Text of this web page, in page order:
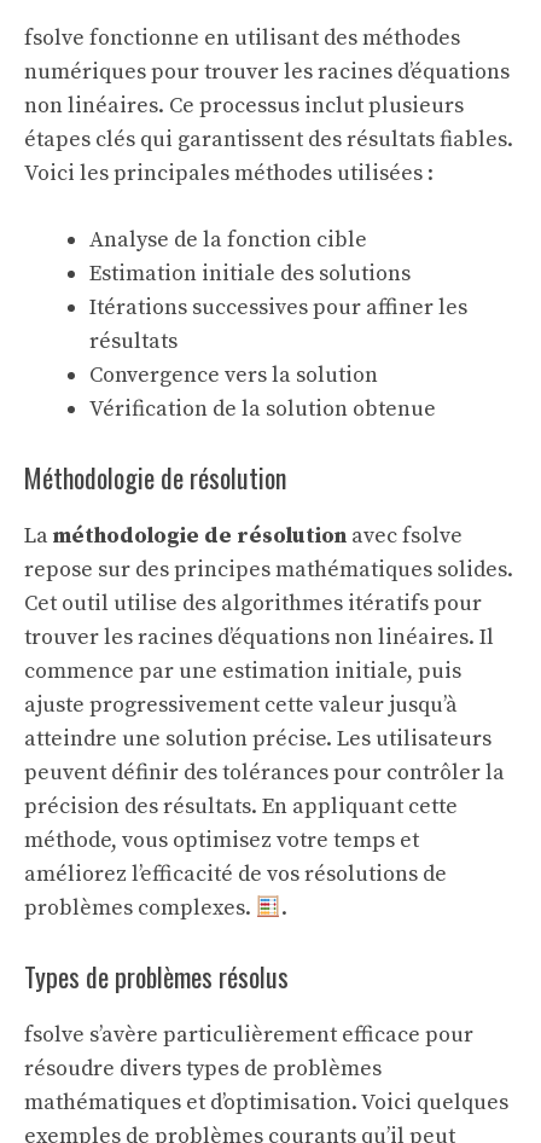
fsolve fonctionne en utilisant des méthodes
numériques pour trouver les racines d’équations
non linéaires. Ce processus inclut plusieurs
étapes clés qui garantissent des résultats fiables.
Voici les principales méthodes utilisées :
Analyse de la fonction cible
Estimation initiale des solutions
Itérations successives pour affiner les
résultats
Convergence vers la solution
Vérification de la solution obtenue
Méthodologie de résolution
Laméthodologie de résolution avec fsolve
repose sur des principes mathématiques solides.
Cet outil utilise des algorithmes itératifs pour
trouver les racines d’équations non linéaires. Il
commence par une estimation initiale, puis
ajuste progressivement cette valeur jusqu’à
atteindre une solution précise. Les utilisateurs
peuvent définir des tolérances pour contrôler la
précision des résultats. En appliquant cette
méthode, vous optimisez votre temps et
améliorez l’efficacité de vos résolutions de
problèmes complexes.
.
Types de problèmes résolus
fsolve s’avère particulièrement efficace pour
résoudre divers types de problèmes
mathématiques et d’optimisation. Voici quelques
exemples de problèmes courants qu’il peut